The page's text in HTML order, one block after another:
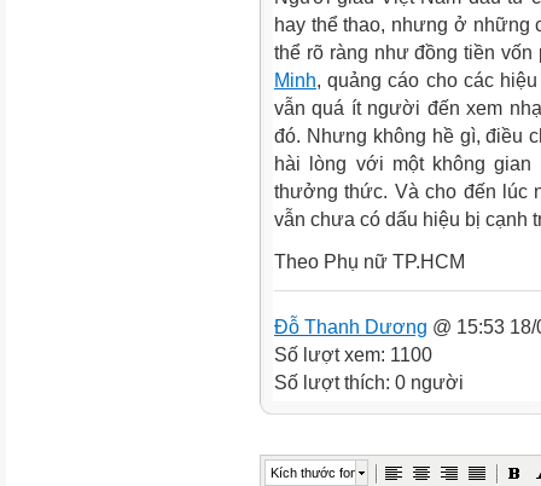
hay thể thao, nhưng ở những
thể rõ ràng như đồng tiền
Minh, quảng cáo cho các
vẫn quá ít người đến xem
đó. Nhưng không hề gì, điều
hài lòng với một không
thưởng thức. Và cho đến lúc
vẫn chưa có dấu hiệu bị cạnh
Theo Phụ nữ TP.HCM
Đỗ Thanh Dương @ 15:53
Số lượt xem: 1100
Số lượt thích: 0 người
Kích thước font